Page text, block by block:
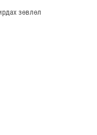
зөвлөл